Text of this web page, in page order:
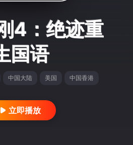
4：绝迹重
国语
中国大陆 美国 中国香港
立即播放